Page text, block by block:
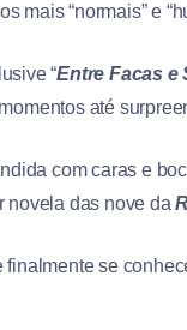
mais “normais” e
“Entre Facas e
até
com caras e
novela das nove da
se